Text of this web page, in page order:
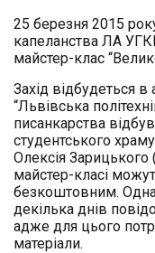
25 березня 2015
капеланства ЛА
майстер-клас
Захід відбудеться
“Львівська
писанкарства
студентського
Олексія
майстер-класі
безкоштовним.
декілька днів
адже для цього
матеріали.